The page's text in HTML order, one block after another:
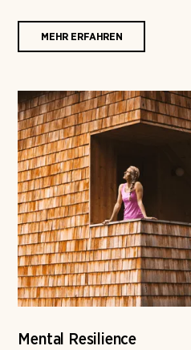
MEHR ERFAHREN
Mental Resilience